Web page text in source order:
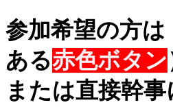
参加希望の方は
ある赤色ボタン
または直接幹